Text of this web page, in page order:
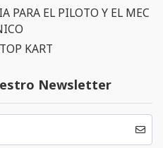
PARA EL PILOTO Y EL MEC
KART
Newsletter